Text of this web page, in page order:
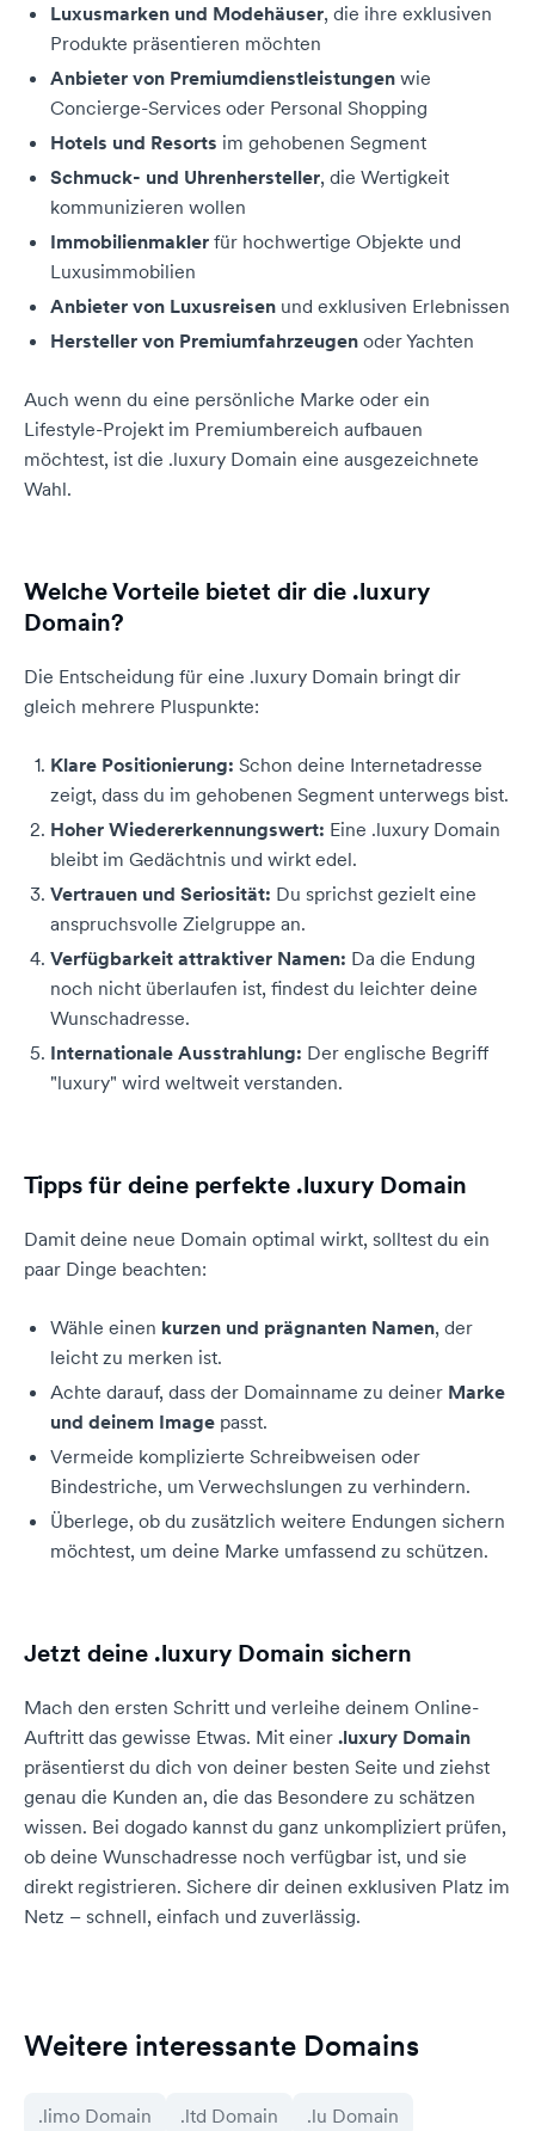
Luxusmarken und Modehäuser, die ihre exklusiven
Produkte präsentieren möchten
Anbieter von Premiumdienstleistungen wie
Concierge-Services oder Personal Shopping
Hotels und Resorts im gehobenen Segment
Schmuck- und Uhrenhersteller, die Wertigkeit
kommunizieren wollen
Immobilienmakler für hochwertige Objekte und
Luxusimmobilien
Anbieter von Luxusreisen und exklusiven Erlebnissen
Hersteller von Premiumfahrzeugen oder Yachten
Auch wenn du eine persönliche Marke oder ein
Lifestyle-Projekt im Premiumbereich aufbauen
möchtest, ist die .luxury Domain eine ausgezeichnete
Wahl.
Welche Vorteile bietet dir die .luxury
Domain?
Die Entscheidung für eine .luxury Domain bringt dir
gleich mehrere Pluspunkte:
Klare Positionierung: Schon deine Internetadresse
zeigt, dass du im gehobenen Segment unterwegs bist.
Hoher Wiedererkennungswert: Eine .luxury Domain
bleibt im Gedächtnis und wirkt edel.
Vertrauen und Seriosität: Du sprichst gezielt eine
anspruchsvolle Zielgruppe an.
Verfügbarkeit attraktiver Namen: Da die Endung
noch nicht überlaufen ist, findest du leichter deine
Wunschadresse.
Internationale Ausstrahlung: Der englische Begriff
"luxury" wird weltweit verstanden.
Tipps für deine perfekte .luxury Domain
Damit deine neue Domain optimal wirkt, solltest du ein
paar Dinge beachten:
Wähle einen kurzen und prägnanten Namen, der
leicht zu merken ist.
Achte darauf, dass der Domainname zu deiner Marke
und deinem Image passt.
Vermeide komplizierte Schreibweisen oder
Bindestriche, um Verwechslungen zu verhindern.
Überlege, ob du zusätzlich weitere Endungen sichern
möchtest, um deine Marke umfassend zu schützen.
Jetzt deine .luxury Domain sichern
Mach den ersten Schritt und verleihe deinem Online-
Auftritt das gewisse Etwas. Mit einer .luxury Domain
präsentierst du dich von deiner besten Seite und ziehst
genau die Kunden an, die das Besondere zu schätzen
wissen. Bei dogado kannst du ganz unkompliziert prüfen,
ob deine Wunschadresse noch verfügbar ist, und sie
direkt registrieren. Sichere dir deinen exklusiven Platz im
Netz – schnell, einfach und zuverlässig.
Weitere interessante Domains
.limo Domain .ltd Domain .lu Domain